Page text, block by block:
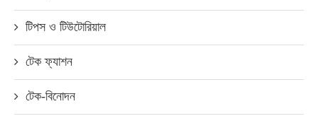
টিপস ও টিউটোরিয়াল
টেক ফ্যাশন
টেক-বিনোদন